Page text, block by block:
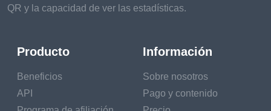
QR y la capacidad de ver las estadísticas.
Producto
Beneficios
API
Información
Sobre nosotros
Pago y contenido